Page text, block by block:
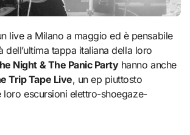
dell’ultima tappa italiana della loro
Night & The Panic Partyhanno anche
Trip Tape Live, un ep piuttosto
loro escursioni elettro-shoegaze-